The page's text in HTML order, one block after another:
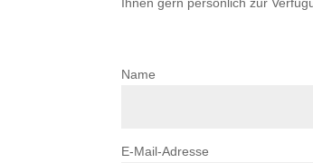
Ihnen gern persönlich zur
Name
E-Mail-Adresse